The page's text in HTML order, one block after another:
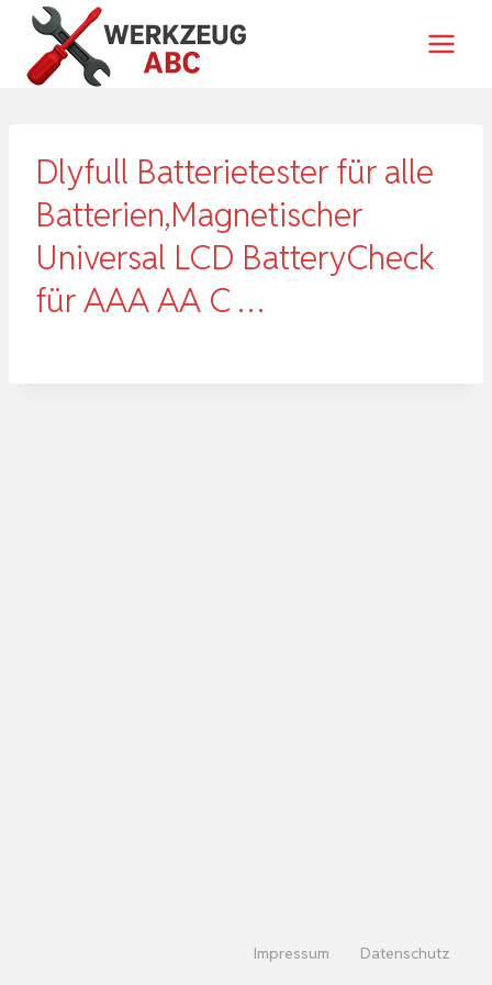
Zum
Inhalt
springen
Dlyfull Batterietester für alle
Batterien,Magnetischer
Universal LCD BatteryCheck
für AAA AA C …
Impressum Datenschutz